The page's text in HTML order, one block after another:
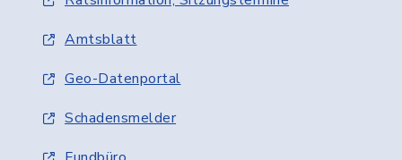
Amtsblatt
Geo-Datenportal
Schadensmelder